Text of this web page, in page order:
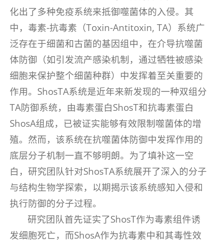
化出了多种免疫系统来抵御噬菌体的入侵。其
中，毒素-抗毒素（Toxin-Antitoxin, TA）系统广
泛存在于细菌和古菌的基因组中，在介导抗噬菌
体防御（如引发流产感染机制，通过牺牲被感染
细胞来保护整个细菌种群）中发挥着至关重要的
作用。ShosTA系统是近年来新发现的一种双组分
TA防御系统，由毒素蛋白ShosT和抗毒素蛋白
ShosA组成，已被证实能够有效限制噬菌体的增
殖。然而，该系统在抗噬菌体防御中发挥作用的
底层分子机制一直不够明朗。为了填补这一空
白，研究团队针对ShosTA系统展开了深入的分子
与结构生物学探索，以期揭示该系统感知入侵和
执行防御的分子过程。
研究团队首先证实了ShosT作为毒素组件诱
发细胞死亡，而ShosA作为抗毒素中和其毒性效